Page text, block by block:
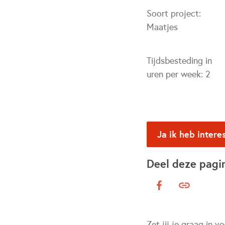
Soort project:
Maatjes
Tijdsbesteding in
uren per week: 2
Ja ik heb
Deel deze